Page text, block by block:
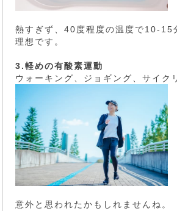
熱すぎず、40度程度の温度で10-15
理想です。
3.軽めの有酸素運動
ウォーキング、ジョギング、サイク
意外と思われたかもしれませんね。